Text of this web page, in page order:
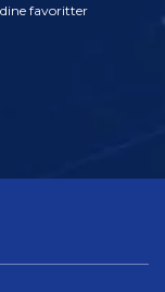
favoritter